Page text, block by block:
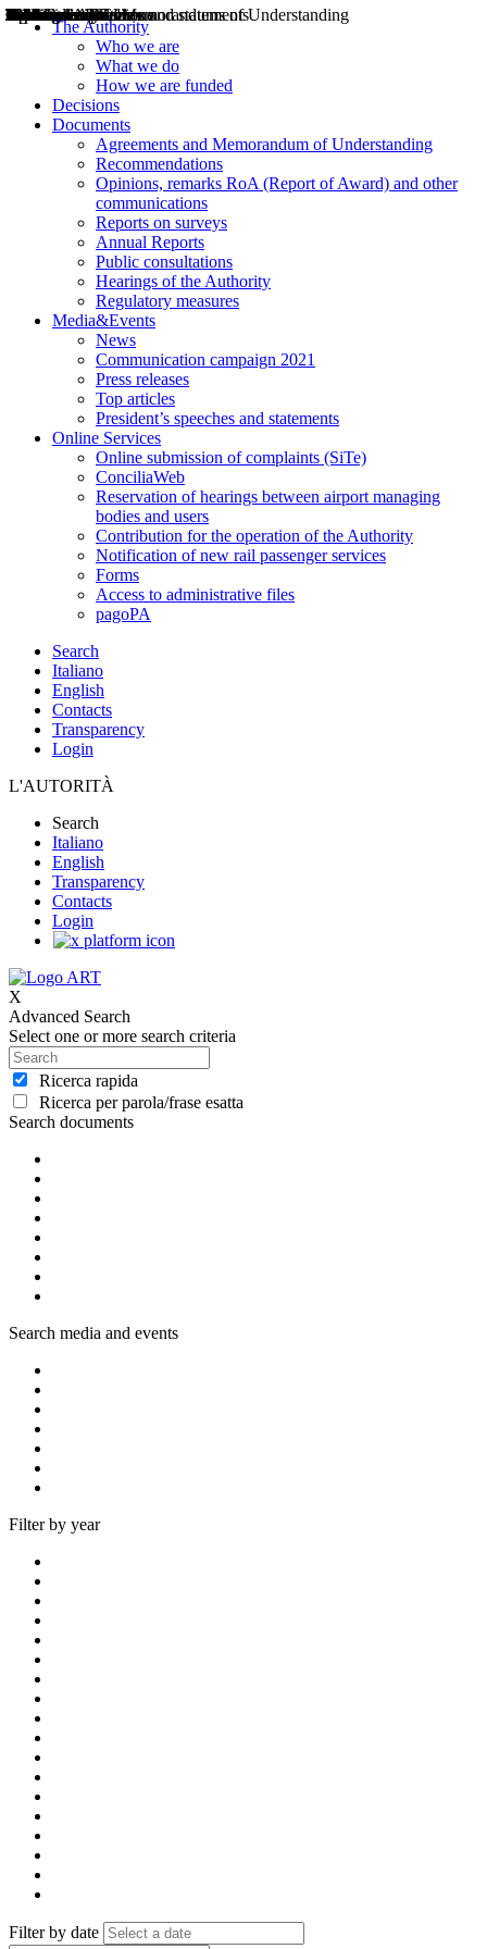
The Authority
Who we are
What we do
How we are funded
Decisions
Documents
Agreements and Memorandum of Understanding
Recommendations
Opinions, remarks RoA (Report of Award) and other
communications
Reports on surveys
Annual Reports
Public consultations
Hearings of the Authority
Regulatory measures
Media&Events
News
Communication campaign 2021
Press releases
Top articles
President’s speeches and statements
Online Services
Online submission of complaints (SiTe)
ConciliaWeb
Reservation of hearings between airport managing
bodies and users
Contribution for the operation of the Authority
Notification of new rail passenger services
Forms
Access to administrative files
pagoPA
Search
Italiano
English
Contacts
Transparency
Login
L'AUTORITÀ
Search
Italiano
English
Transparency
Contacts
Login
X
Advanced Search
Select one or more search criteria
Ricerca rapida
Ricerca per parola/frase esatta
Search documents
Decisions
Opinions
Public consultations
Hearings
Recommendations
Agreements and Memorandums of Understanding
Relazioni annuali
Misure di regolazione
Search media and events
News
Press Releases
Bollettini ART
Convegni ART
President’s interviews
Top articles
President’s speeches and statements
Filter by year
2004
2005
2010
2013
2014
2015
2016
2017
2018
2019
202
2020
2021
2022
2023
2024
2025
2026
Filter by date
Aereo
Marittimo
Terrestre